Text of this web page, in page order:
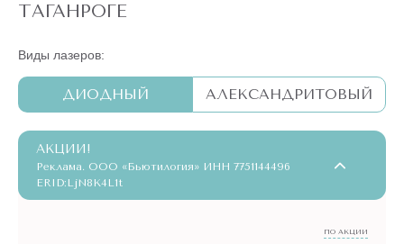
ТАГАНРОГЕ
Виды лазеров:
ДИОДНЫЙ АЛЕКСАНДРИТОВЫЙ
АКЦИИ!
Реклама. ООО «Бьютилогия» ИНН 7751144496
ERID:LjN8K4L1t
ПО АКЦИИ